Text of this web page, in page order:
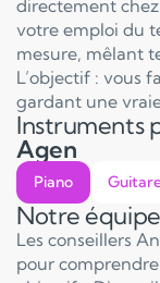
directement chez
votre emploi du
mesure, mêlant
L’objectif : vous
gardant une
Instruments
Agen
Piano
Notre
Les conseillers
pour